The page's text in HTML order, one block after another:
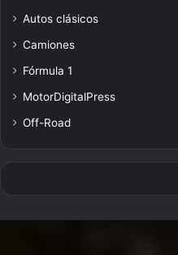
Autos clásicos
Camiones
Fórmula 1
MotorDigitalPress
Off-Road